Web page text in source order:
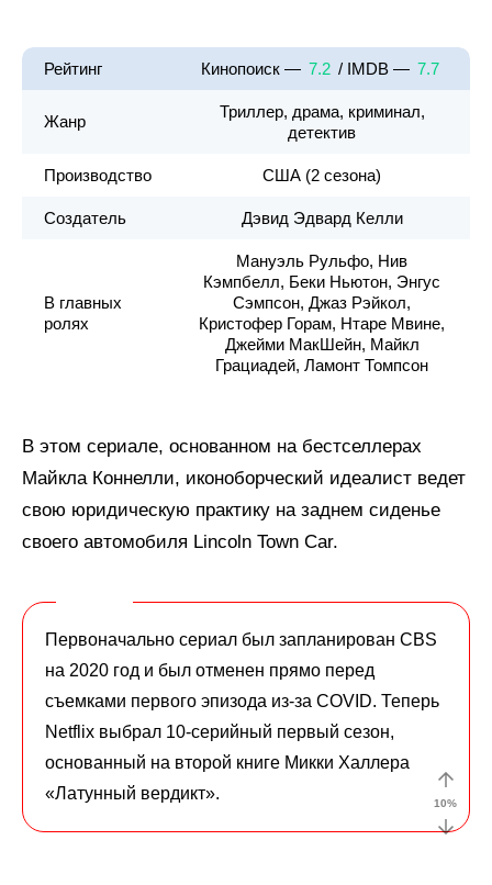
Рейтинг Кинопоиск — 7.2 / IMDB — 7.7
Жанр
Триллер, драма, криминал,
детектив
Производство США (2 сезона)
Создатель Дэвид Эдвард Келли
В главных
ролях
Мануэль Рульфо, Нив
Кэмпбелл, Беки Ньютон, Энгус
Сэмпсон, Джаз Рэйкол,
Кристофер Горам, Нтаре Мвине,
Джейми МакШейн, Майкл
Грациадей, Ламонт Томпсон
В этом сериале, основанном на бестселлерах
Майкла Коннелли, иконоборческий идеалист ведет
свою юридическую практику на заднем сиденье
своего автомобиля Lincoln Town Car.
Первоначально сериал был запланирован CBS
на 2020 год и был отменен прямо перед
съемками первого эпизода из-за COVID. Теперь
Netflix выбрал 10-серийный первый сезон,
основанный на второй книге Микки Халлера
«Латунный вердикт».
10%